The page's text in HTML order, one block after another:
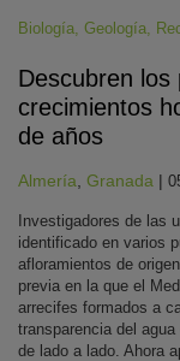
Biología Geología
Descubren los
crecimientos
de años
Almería Granada |
Investigadores de las
identificado en varios
afloramientos de
previa en la que el
arrecifes formados a
transparencia del
de lado a lado. Ahora